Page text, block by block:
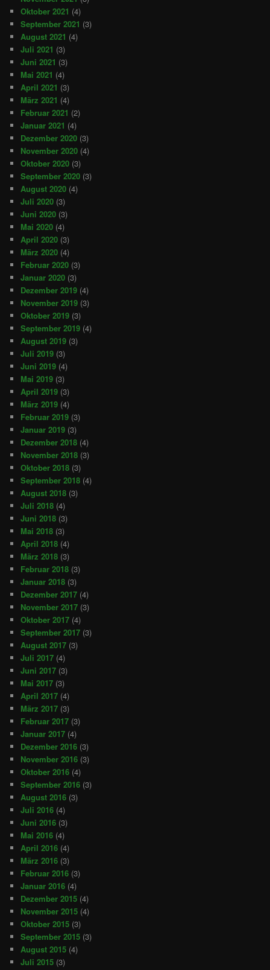
Oktober 2021 (4)
September 2021 (3)
August 2021 (4)
Juli 2021 (3)
Juni 2021 (3)
Mai 2021 (4)
April 2021 (3)
März 2021 (4)
Februar 2021 (2)
Januar 2021 (4)
Dezember 2020 (3)
November 2020 (4)
Oktober 2020 (3)
September 2020 (3)
August 2020 (4)
Juli 2020 (3)
Juni 2020 (3)
Mai 2020 (4)
April 2020 (3)
März 2020 (4)
Februar 2020 (3)
Januar 2020 (3)
Dezember 2019 (4)
November 2019 (3)
Oktober 2019 (3)
September 2019 (4)
August 2019 (3)
Juli 2019 (3)
Juni 2019 (4)
Mai 2019 (3)
April 2019 (3)
März 2019 (4)
Februar 2019 (3)
Januar 2019 (3)
Dezember 2018 (4)
November 2018 (3)
Oktober 2018 (3)
September 2018 (4)
August 2018 (3)
Juli 2018 (4)
Juni 2018 (3)
Mai 2018 (3)
April 2018 (4)
März 2018 (3)
Februar 2018 (3)
Januar 2018 (3)
Dezember 2017 (4)
November 2017 (3)
Oktober 2017 (4)
September 2017 (3)
August 2017 (3)
Juli 2017 (4)
Juni 2017 (3)
Mai 2017 (3)
April 2017 (4)
März 2017 (3)
Februar 2017 (3)
Januar 2017 (4)
Dezember 2016 (3)
November 2016 (3)
Oktober 2016 (4)
September 2016 (3)
August 2016 (3)
Juli 2016 (4)
Juni 2016 (3)
Mai 2016 (4)
April 2016 (4)
März 2016 (3)
Februar 2016 (3)
Januar 2016 (4)
Dezember 2015 (4)
November 2015 (4)
Oktober 2015 (3)
September 2015 (3)
August 2015 (4)
Juli 2015 (3)